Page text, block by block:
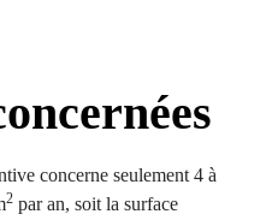
concerne seulement 4 à
2 par an, soit la surface